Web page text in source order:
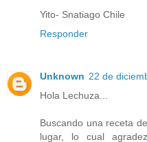
Yito- Snatiago Chile
Responder
Unknown 22 de
Hola Lechuza...
Buscando una receta
lugar, lo cual